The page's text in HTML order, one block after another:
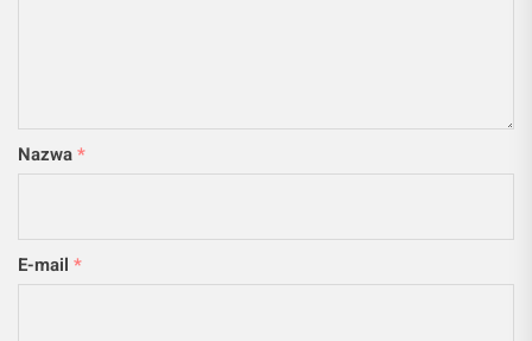
Nazwa*
E-mail *